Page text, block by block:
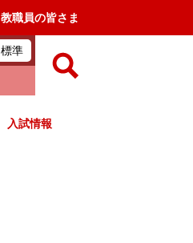
教職員の皆さま
標準
入試情報